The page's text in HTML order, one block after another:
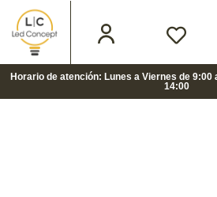
Horario de atención: Lunes a Viernes de 9:00
14:00